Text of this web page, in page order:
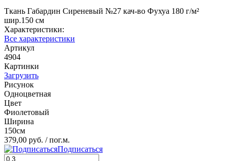
Ткань Габардин Сиреневый №27 кач-во Фухуа 180 г/м²
шир.150 см
Характеристики:
Все характеристики
Артикул
4904
Картинки
Загрузить
Рисунок
Одноцветная
Цвет
Фиолетовый
Ширина
150см
379,00 руб. / пог.м.
Подписаться